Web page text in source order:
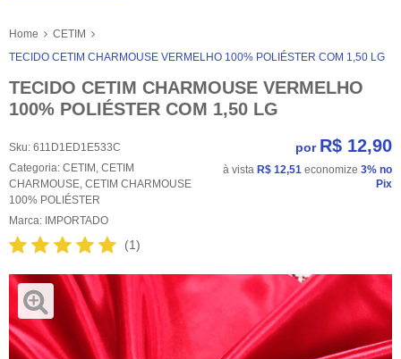
Home
CETIM
TECIDO CETIM CHARMOUSE VERMELHO 100% POLIÉSTER COM 1,50 LG
TECIDO CETIM CHARMOUSE VERMELHO
100% POLIÉSTER COM 1,50 LG
Sku: 611D1ED1E533C
Categoria: CETIM , CETIM
CHARMOUSE, CETIM CHARMOUSE
100% POLIÉSTER
Marca: IMPORTADO
(1)
por R$ 12,90
à vista R$ 12,51 economize 3% no
Pix